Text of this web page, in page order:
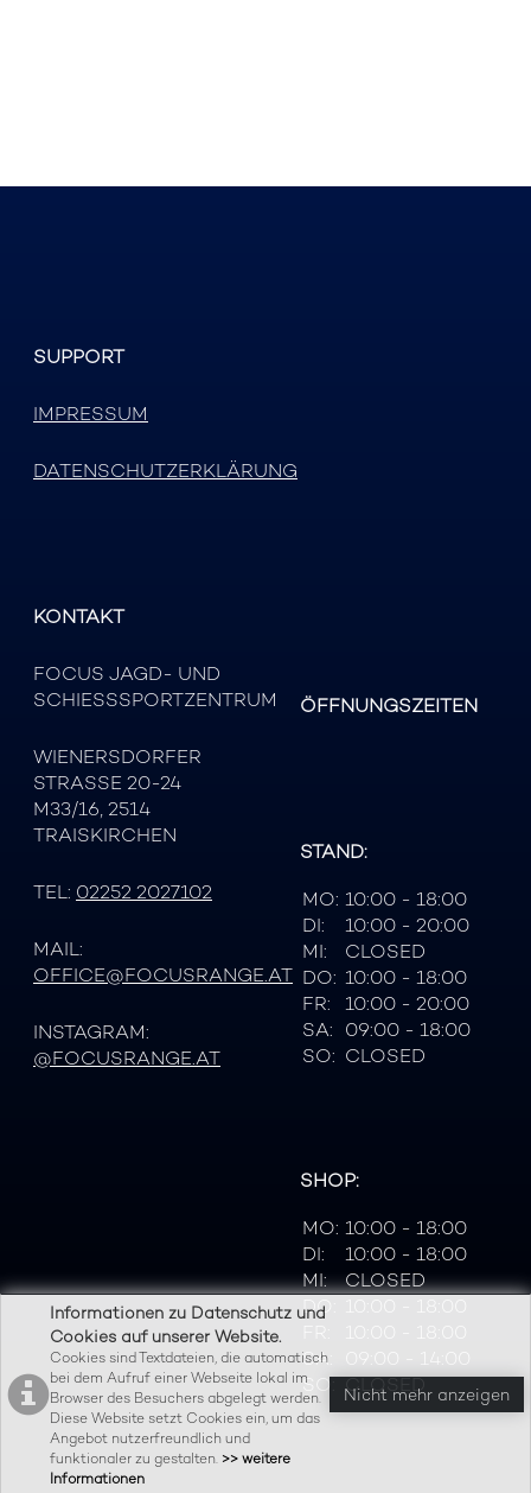
Informationen zu Datenschutz und
Cookies auf unserer Website.
Cookies sind Textdateien, die automatisch
bei dem Aufruf einer Webseite lokal im
Browser des Besuchers abgelegt werden.
Diese Website setzt Cookies ein, um das
Angebot nutzerfreundlich und
funktionaler zu gestalten. >> weitere
Informationen
Nicht mehr anzeigen
SUPPORT
IMPRESSUM
DATENSCHUTZERKLÄRUNG
KONTAKT
FOCUS JAGD- UND
SCHIESSSPORTZENTRUM
WIENERSDORFER
STRASSE 20-24
M33/16, 2514
TRAISKIRCHEN
TEL: 02252 2027102
MAIL:
OFFICE@FOCUSRANGE.AT
INSTAGRAM:
@FOCUSRANGE.AT
ÖFFNUNGSZEITEN
STAND:
MO: 10:00 - 18:00
DI:
10:00 - 20:00
MI:
CLOSED
DO: 10:00 - 18:00
FR:
10:00 - 20:00
SA: 09:00 - 18:00
SO: CLOSED
SHOP:
MO: 10:00 - 18:00
DI:
10:00 - 18:00
MI:
CLOSED
DO:
SA:
09:00 - 14:00
SO: CLOSED